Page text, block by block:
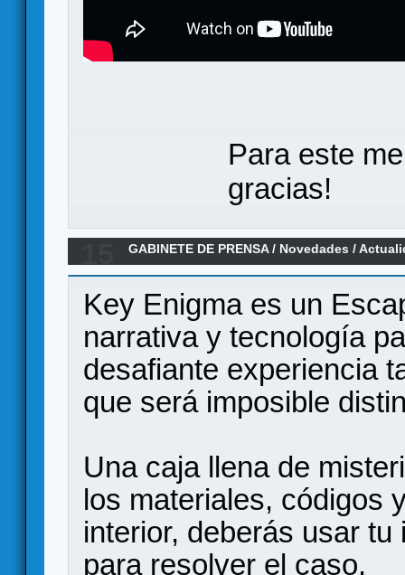
Para este
gracias!
GABINETE DE PRENSA/ Novedades /
Key Enigma es un
narrativa y tecnología
desafiante experiencia
que será imposible
Una caja llena de
los materiales, códigos
interior, deberás usar
para resolver el caso.